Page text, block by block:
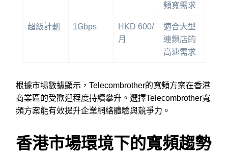
頻寬需求
超級計劃 1Gbps
HKD 600/
月
適合大型
連鎖店的
高速需求
根據市場數據顯示，Telecombrother的寬頻方案在香港
商業區的受歡迎程度持續攀升。選擇Telecombrother寬
頻方案能有效提升企業網絡體驗與競爭力。
香港市場環境下的寬頻趨勢